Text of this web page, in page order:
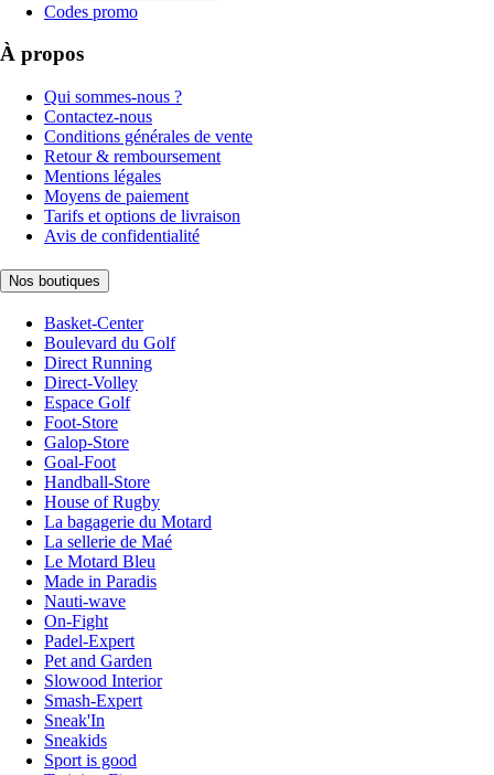
Codes promo
À propos
Qui sommes-nous ?
Contactez-nous
Conditions générales de vente
Retour & remboursement
Mentions légales
Moyens de paiement
Tarifs et options de livraison
Avis de confidentialité
Nos boutiques
Basket-Center
Boulevard du Golf
Direct Running
Direct-Volley
Espace Golf
Foot-Store
Galop-Store
Goal-Foot
Handball-Store
House of Rugby
La bagagerie du Motard
La sellerie de Maé
Le Motard Bleu
Made in Paradis
Nauti-wave
On-Fight
Padel-Expert
Pet and Garden
Slowood Interior
Smash-Expert
Sneak'In
Sneakids
Sport is good